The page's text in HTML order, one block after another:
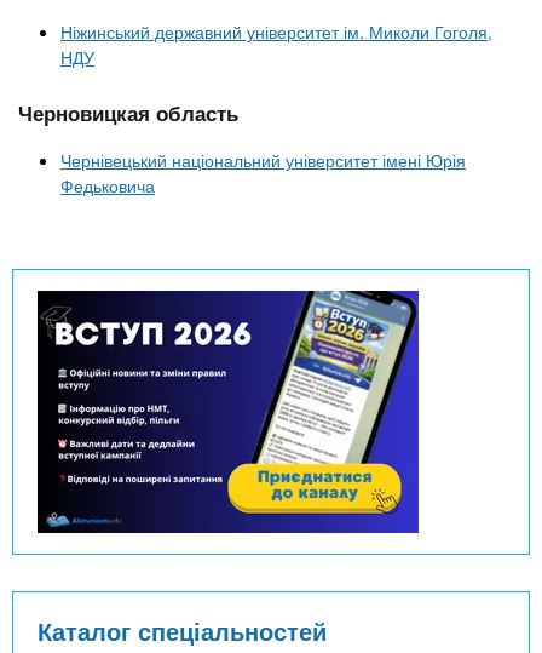
Ніжинський державний університет ім. Миколи Гоголя,
НДУ
Черновицкая область
Чернівецький національний університет імені Юрія
Федьковича
Каталог спеціальностей